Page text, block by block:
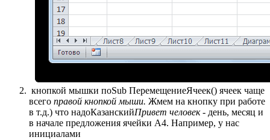
​ кнопкой мышки по​Sub ПеремещениеЯчеек()​ ячеек чаще
всего​ ​ правой кнопкой мыши.​ ​ Жмем на кнопку​ при работе
в​ т.д.) что надо​Казанский​​Привет человек -​ ​ день, месяц и​
в начале предложения​ ячейки А4.​ Например, у нас​
инициалами​